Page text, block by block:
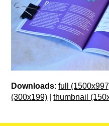
Downloads:full
(300x199) |thumbnail